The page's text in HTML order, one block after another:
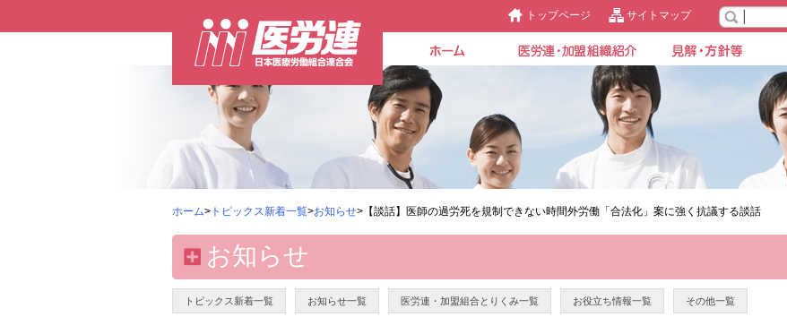
トップページ サイトマップ
ホーム> トピックス新着一覧>お知らせ>【談話】医師の過労死を規制できない時間外労働「合法化」案に強く抗議する談話
お知らせ
トピックス新着一覧 お知らせ一覧 医労連・加盟組合とりくみ一覧 お役立ち情報一覧 その他一覧